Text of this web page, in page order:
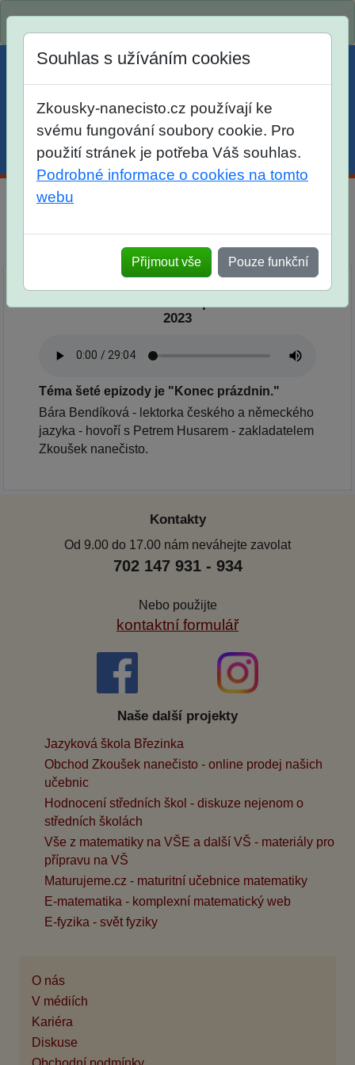
Menu Účet Košík
Souhlas s užíváním cookies
Zkousky-nanecisto.cz používají ke
svému fungování soubory cookie. Pro
použití stránek je potřeba Váš souhlas.
Podrobné informace o cookies na tomto
webu
Přijmout vše Pouze funkční
2023
Téma šeté epizody je "Konec prázdnin."
Bára Bendíková - lektorka českého a německého
jazyka - hovoří s Petrem Husarem - zakladatelem
Zkoušek nanečisto.
Kontakty
Od 9.00 do 17.00 nám neváhejte zavolat
702 147 931 - 934
Nebo použijte
kontaktní formulář
Naše další projekty
Jazyková škola Březinka
Obchod Zkoušek nanečisto - online prodej našich
učebnic
Hodnocení středních škol - diskuze nejenom o
středních školách
Vše z matematiky na VŠE a další VŠ - materiály pro
přípravu na VŠ
Maturujeme.cz - maturitní učebnice matematiky
E-matematika - komplexní matematický web
E-fyzika - svět fyziky
O nás
V médiích
Kariéra
Diskuse